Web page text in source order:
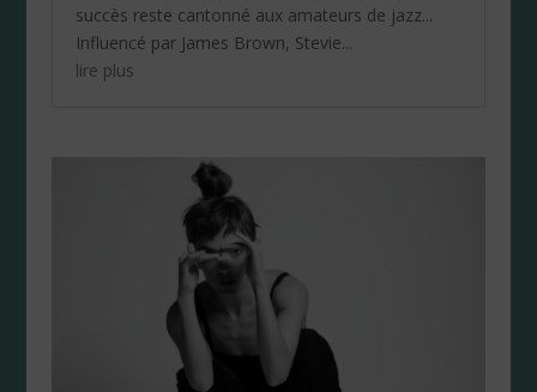
succès reste cantonné aux amateurs de jazz...
Influencé par James Brown, Stevie...
lire plus